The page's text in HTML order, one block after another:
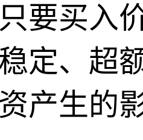
要买入
定、超
产生的